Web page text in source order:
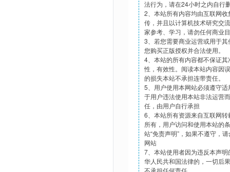
法行为，请在24小时之内自行
2、本站所有内容均由互联网
传，并且以计算机技术研究交
家参考、学习，请勿任何商业
3、若您需要商业运营或用于
您购买正版授权并合法使用。
4、本站的所有内容都不保证
性，有效性。阅读本站内容因
的损失本站不承担连带责任。
5、用户使用本网站必须遵守
于用户违法使用本站非法运营
任，由用户自行承担
6、本站所有资源来自互联网
所有，用户访问和使用本站的
站“免责声明”，如果不遵守，
网站
7、本站使用者因为违反本声
华人民共和国法律的，一切后
不承担任何责任。